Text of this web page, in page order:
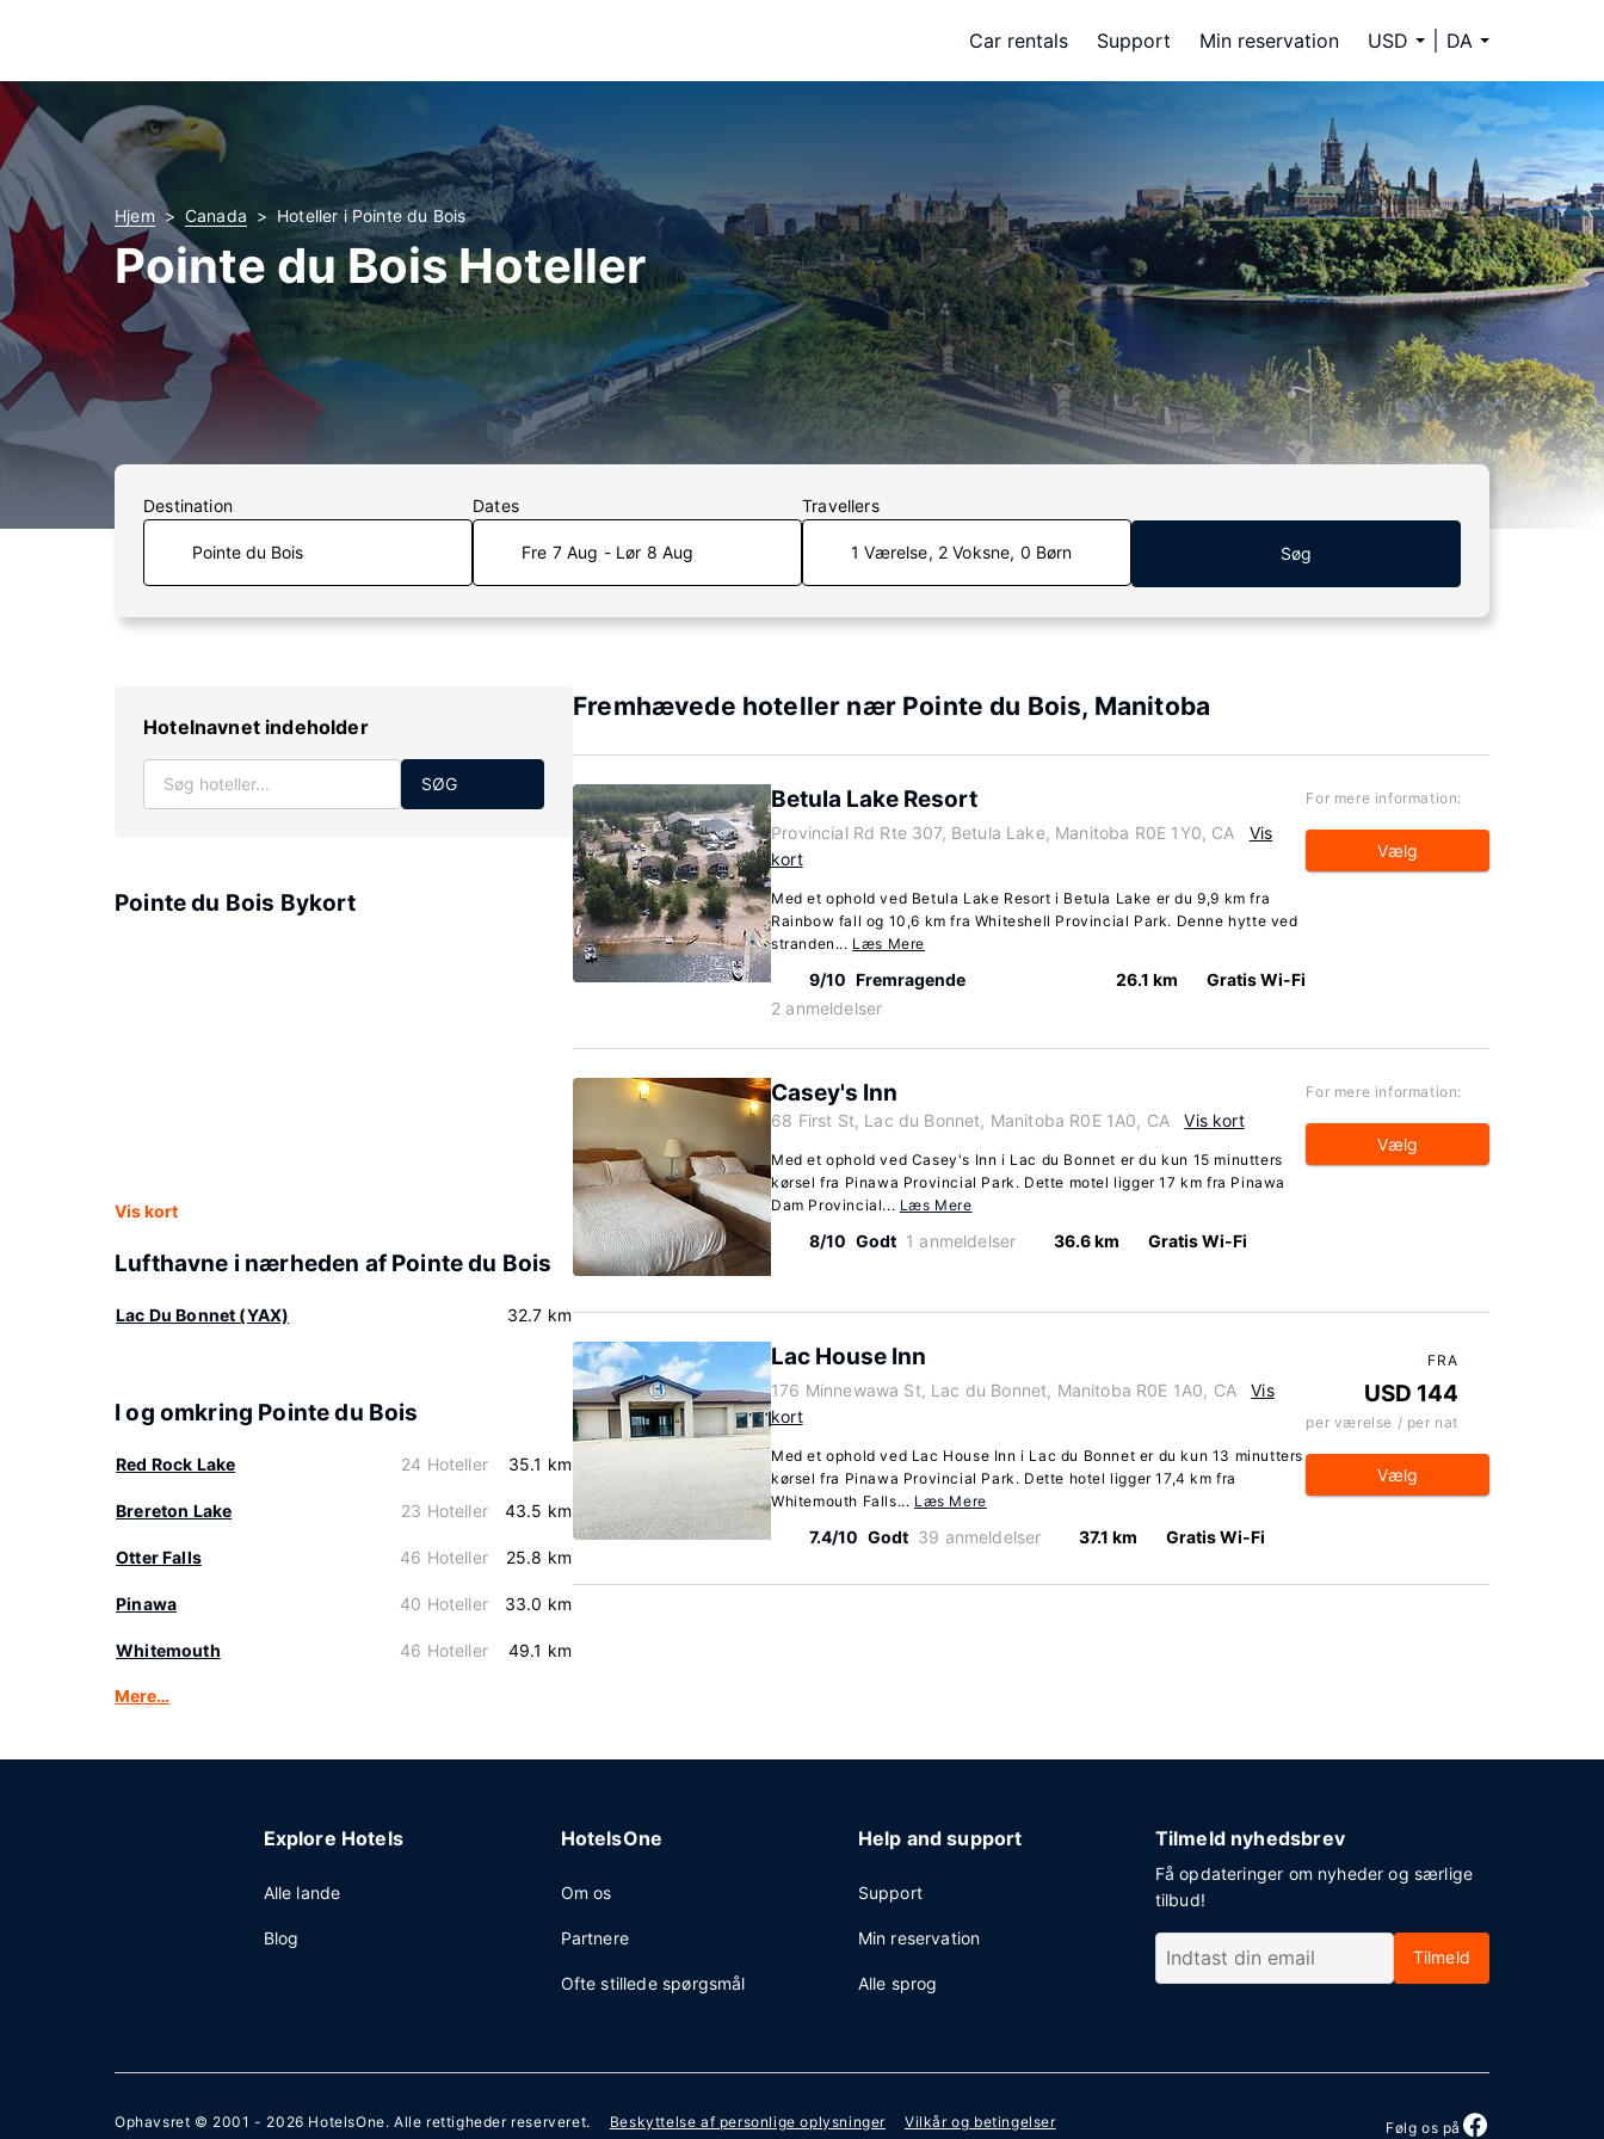
Car rentals Support Min reservation USD DA
Hjem Canada Hoteller i Pointe du Bois
Pointe du Bois Hoteller
Destination Dates
Fre 7 Aug - Lør 8 Aug
Travellers
1 Værelse, 2 Voksne, 0 Børn Søg
Hotelnavnet indeholder
SØG
Pointe du Bois Bykort
Vis kort
Lufthavne i nærheden af Pointe du Bois
Lac Du Bonnet (YAX) 32.7 km
I og omkring Pointe du Bois
Red Rock Lake 24 Hoteller 35.1 km
Brereton Lake 23 Hoteller 43.5 km
Otter Falls 46 Hoteller 25.8 km
Pinawa 40 Hoteller 33.0 km
Whitemouth 46 Hoteller 49.1 km
Mere…
Fremhævede hoteller nær Pointe du Bois, Manitoba
Betula Lake Resort
Provincial Rd Rte 307, Betula Lake, Manitoba R0E 1Y0, CA
Vis
kort
Med et ophold ved Betula Lake Resort i Betula Lake er du 9,9 km fra
Rainbow fall og 10,6 km fra Whiteshell Provincial Park. Denne hytte ved
stranden... Læs Mere
9/10 Fremragende
2 anmeldelser
26.1 km Gratis Wi-Fi
For mere information:
Vælg
Casey's Inn
68 First St, Lac du Bonnet, Manitoba R0E 1A0, CA Vis kort
Med et ophold ved Casey's Inn i Lac du Bonnet er du kun 15 minutters
kørsel fra Pinawa Provincial Park. Dette motel ligger 17 km fra Pinawa
Dam Provincial... Læs Mere
8/10 Godt 1 anmeldelser 36.6 km Gratis Wi-Fi
For mere information:
Vælg
Lac House Inn
176 Minnewawa St, Lac du Bonnet, Manitoba R0E 1A0, CA
Vis
kort
Med et ophold ved Lac House Inn i Lac du Bonnet er du kun 13 minutters
kørsel fra Pinawa Provincial Park. Dette hotel ligger 17,4 km fra
Whitemouth Falls... Læs Mere
7.4/10 Godt 39 anmeldelser 37.1 km Gratis Wi-Fi
FRA
USD 144
per værelse / per nat
Vælg
Explore Hotels
Alle lande
Blog
HotelsOne
Om os
Partnere
Ofte stillede spørgsmål
Help and support
Support
Min reservation
Alle sprog
Tilmeld nyhedsbrev
Få opdateringer om nyheder og særlige
tilbud!
Tilmeld
Ophavsret © 2001 - 2026 HotelsOne. Alle rettigheder reserveret. Beskyttelse af personlige oplysninger Vilkår og betingelser Følg os på